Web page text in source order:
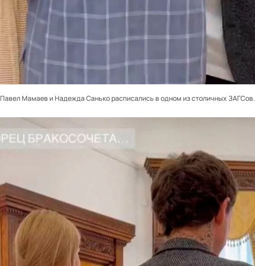
Павел Мамаев и Надежда Санько расписались в одном из столичных ЗАГСов.